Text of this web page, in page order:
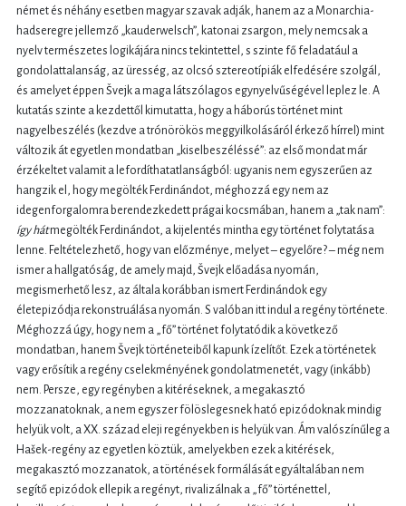
német és néhány esetben magyar szavak adják, hanem az a Monarchia-
hadseregre jellemző „kauderwelsch”, katonai zsargon, mely nemcsak a
nyelv természetes logikájára nincs tekintettel, s szinte fő feladatául a
gondolattalanság, az üresség, az olcsó sztereotípiák elfedésére szolgál,
és amelyet éppen Švejk a maga látszólagos egynyelvűségével leplez le. A
kutatás szinte a kezdettől kimutatta, hogy a háborús történet mint
nagyelbeszélés (kezdve a trónörökös meggyilkolásáról érkező hírrel) mint
változik át egyetlen mondatban „kiselbeszéléssé”: az első mondat már
érzékeltet valamit a lefordíthatatlanságból: ugyanis nem egyszerűen az
hangzik el, hogy megölték Ferdinándot, méghozzá egy nem az
idegenforgalomra berendezkedett prágai kocsmában, hanem a „tak nam”:
így hátmegölték Ferdinándot, a kijelentés mintha egy történet folytatása
lenne. Feltételezhető, hogy van előzménye, melyet – egyelőre? – még nem
ismer a hallgatóság, de amely majd, Švejk előadása nyomán,
megismerhető lesz, az általa korábban ismert Ferdinándok egy
életepizódja rekonstruálása nyomán. S valóban itt indul a regény története.
Méghozzá úgy, hogy nem a „fő” történet folytatódik a következő
mondatban, hanem Švejk történeteiből kapunk ízelítőt. Ezek a történetek
vagy erősítik a regény cselekményének gondolatmenetét, vagy (inkább)
nem. Persze, egy regényben a kitéréseknek, a megakasztó
mozzanatoknak, a nem egyszer fölöslegesnek ható epizódoknak mindig
helyük volt, a XX. század eleji regényekben is helyük van. Ám valószínűleg a
Hašek-regény az egyetlen köztük, amelyekben ezek a kitérések,
megakasztó mozzanatok, a történések formálását egyáltalában nem
segítő epizódok ellepik a regényt, rivalizálnak a „fő” történettel,